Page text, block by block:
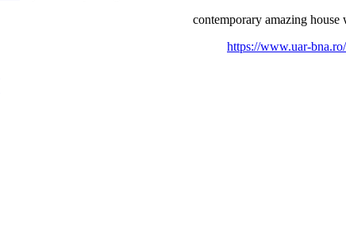
contemporary amazing house
https://www.uar-